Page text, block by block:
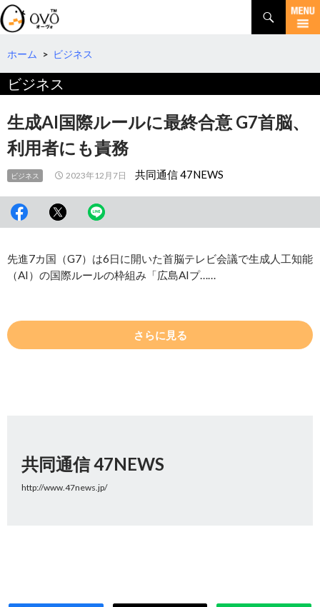
検
索
コ
テ
へ
動
ホーム > ビジネス
ビジネス
生成AI国際ルールに最終合意 G7首脳、
利用者にも責務
ビジネス 2023年12月7日 共同通信 47NEWS
先進7カ国（G7）は6日に開いた首脳テレビ会議で生成人工知能
（AI）の国際ルールの枠組み「広島AIプ……
さらに見る
共同通信 47NEWS
http://www.47news.jp/